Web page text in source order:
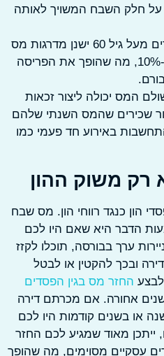
השבח המשויך לאותה
: למוכרים מעל גיל 60 ישנן מדרגות מס
מופחתות המתחילות מ-10%, מה שהופך את הפריסה
יכולה ליצור זכאות
שהמס השנתי שלהם
באירוע חד פעמי כמו
משוק ההון
כנגד רווחי הון. מס שבח
היא שאם היו לכם
בבורסה, תוכלו לקזז
להקטין או לבטל
החזר מס בגין הפסדים
עד 6 שנים אחורה. אם מכרתם דירה
קודמות היו לכם
מאוד שמגיע לכם החזר
מסוימים, מה שהופך